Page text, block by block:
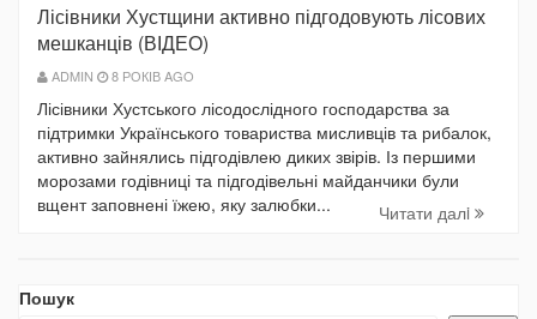
Лісівники Хустщини активно підгодовують лісових
мешканців (ВІДЕО)
ADMIN 8 РОКІВ AGO
Лісівники Хустського лісодослідного господарства за
підтримки Українського товариства мисливців та рибалок,
активно зайнялись підгодівлею диких звірів. Із першими
морозами годівниці та підгодівельні майданчики були
вщент заповнені їжею, яку залюбки...
Читати далi
Пошук